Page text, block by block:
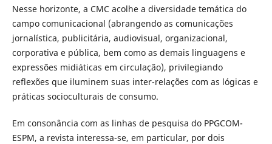
Nesse horizonte, a CMC acolhe a diversidade temática do
campo comunicacional (abrangendo as comunicações
jornalística, publicitária, audiovisual, organizacional,
corporativa e pública, bem como as demais linguagens e
expressões midiáticas em circulação), privilegiando
reflexões que iluminem suas inter-relações com as lógicas e
práticas socioculturais de consumo.
Em consonância com as linhas de pesquisa do PPGCOM-
ESPM, a revista interessa-se, em particular, por dois